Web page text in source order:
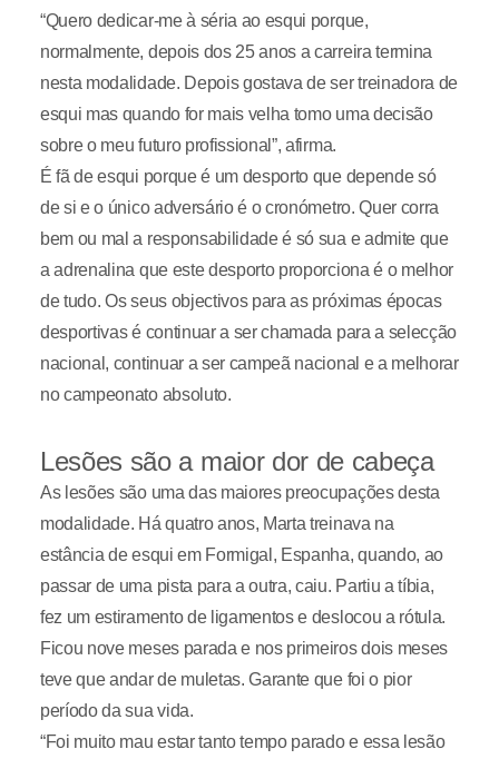
“Quero dedicar-me à séria ao esqui porque,
normalmente, depois dos 25 anos a carreira termina
nesta modalidade. Depois gostava de ser treinadora de
esqui mas quando for mais velha tomo uma decisão
sobre o meu futuro profissional”, afirma.
É fã de esqui porque é um desporto que depende só
de si e o único adversário é o cronómetro. Quer corra
bem ou mal a responsabilidade é só sua e admite que
a adrenalina que este desporto proporciona é o melhor
de tudo. Os seus objectivos para as próximas épocas
desportivas é continuar a ser chamada para a selecção
nacional, continuar a ser campeã nacional e a melhorar
no campeonato absoluto.
Lesões são a maior dor de cabeça
As lesões são uma das maiores preocupações desta
modalidade. Há quatro anos, Marta treinava na
estância de esqui em Formigal, Espanha, quando, ao
passar de uma pista para a outra, caiu. Partiu a tíbia,
fez um estiramento de ligamentos e deslocou a rótula.
Ficou nove meses parada e nos primeiros dois meses
teve que andar de muletas. Garante que foi o pior
período da sua vida.
“Foi muito mau estar tanto tempo parado e essa lesão